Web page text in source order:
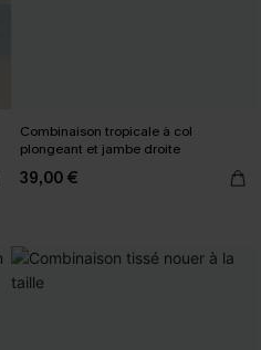
Combinaison tropicale à col
plongeant et jambe droite
39,00 €